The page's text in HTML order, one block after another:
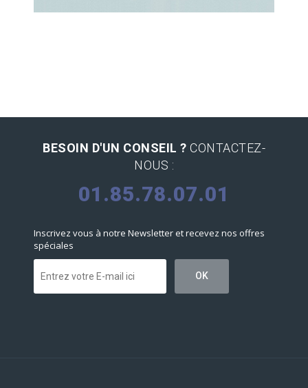
BESOIN D'UN CONSEIL ? CONTACTEZ-
NOUS :
01.85.78.07.01
Inscrivez vous à notre Newsletter et recevez nos offres
spéciales